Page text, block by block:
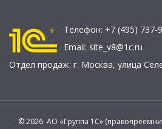
Телефон: +7 (495) 737-
Email: site_v8@1c.ru
Отдел продаж: г. Москва, улица
© 2026 АО «Группа 1С»